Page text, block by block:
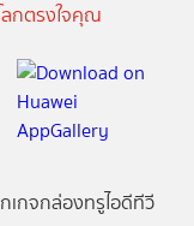
กตรงใจคุณ
เกจกล่องทรูไอดีทีวี